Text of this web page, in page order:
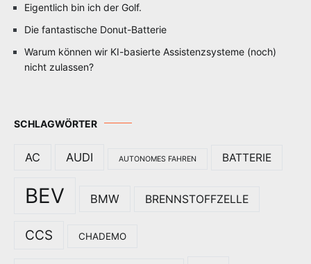
Eigentlich bin ich der Golf.
Die fantastische Donut-Batterie
Warum können wir KI-basierte Assistenzsysteme (noch)
nicht zulassen?
SCHLAGWÖRTER
AC AUDI AUTONOMES FAHREN BATTERIE
BEV BMW BRENNSTOFFZELLE
CCS CHADEMO